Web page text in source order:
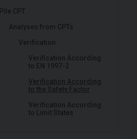
Pile CPT
Analyses from CPTs
Verification
Verification According
to EN 1997-2
Verification According
to the Safety Factor
Verification According
to Limit States